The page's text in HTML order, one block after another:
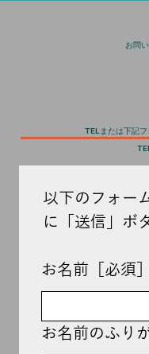
お問
TELまたは下記フ
以下のフォー
に「送信」ボ
お名前［必須］
お名前のふり